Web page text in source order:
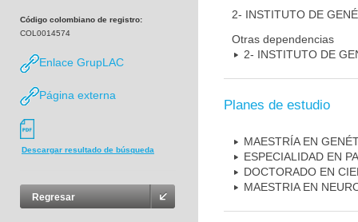
Código colombiano de registro:
COL0014574
Enlace GrupLAC
Página externa
Descargar resultado de búsqueda
Regresar
2- INSTITUTO DE
Otras dependencias
2- INSTITUTO DE
Planes de estudio
MAESTRÍA EN
ESPECIALIDAD EN
DOCTORADO EN
MAESTRIA EN